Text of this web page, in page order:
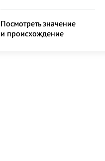
Посмотреть значение
и происхождение